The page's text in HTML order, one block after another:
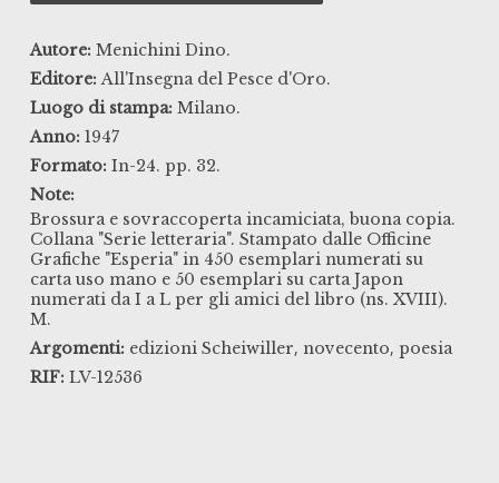
Autore: Menichini Dino.
Editore: All'Insegna del Pesce d'Oro.
Luogo di stampa: Milano.
Anno: 1947
Formato: In-24. pp. 32.
Note:
Brossura e sovraccoperta incamiciata, buona copia.
Collana "Serie letteraria". Stampato dalle Officine
Grafiche "Esperia" in 450 esemplari numerati su
carta uso mano e 50 esemplari su carta Japon
numerati da I a L per gli amici del libro (ns. XVIII).
M.
Argomenti: edizioni Scheiwiller, novecento, poesia
RIF: LV-12536